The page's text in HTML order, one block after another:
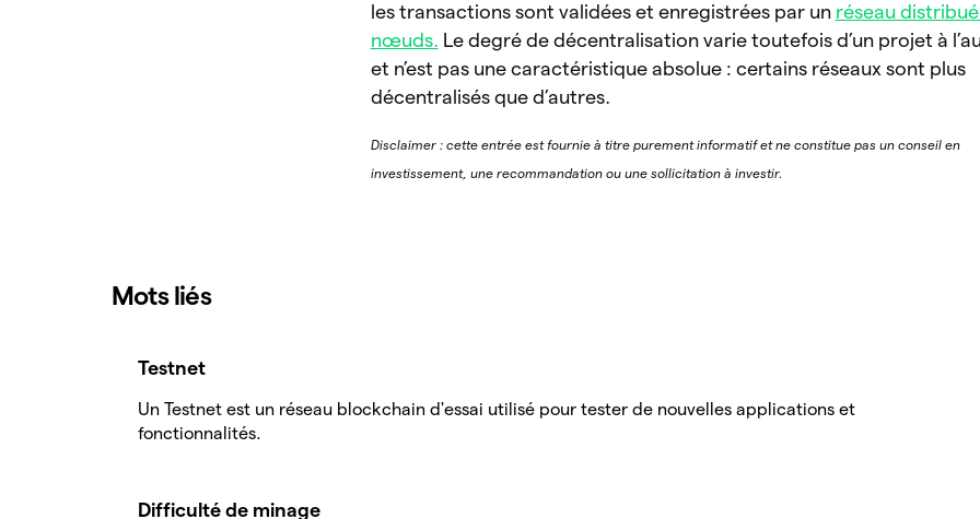
les transactions sont validées et enregistrées par un réseau
nœuds. Le degré de décentralisation varie toutefois d’un projet à
et n’est pas une caractéristique absolue : certains réseaux sont plus
décentralisés que d’autres.
Disclaimer : cette entrée est fournie à titre purement informatif et ne constitue pas un conseil en
investissement, une recommandation ou une sollicitation à investir.
Mots liés
Testnet
Un Testnet est un réseau blockchain d'essai utilisé pour tester de nouvelles applications et
fonctionnalités.
Difficulté de minage